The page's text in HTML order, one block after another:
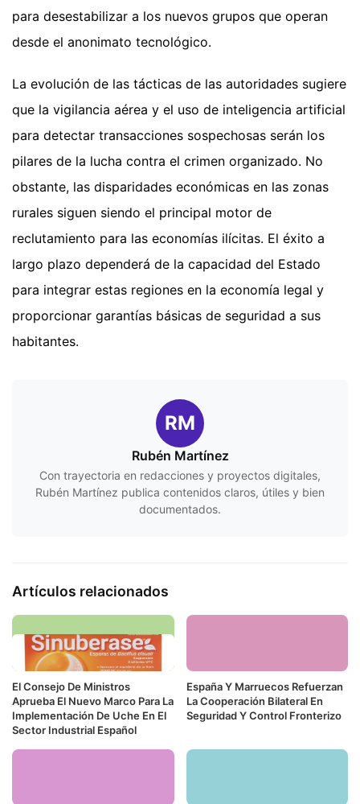
para desestabilizar a los nuevos grupos que operan
desde el anonimato tecnológico.
La evolución de las tácticas de las autoridades sugiere
que la vigilancia aérea y el uso de inteligencia artificial
para detectar transacciones sospechosas serán los
pilares de la lucha contra el crimen organizado. No
obstante, las disparidades económicas en las zonas
rurales siguen siendo el principal motor de
reclutamiento para las economías ilícitas. El éxito a
largo plazo dependerá de la capacidad del Estado
para integrar estas regiones en la economía legal y
proporcionar garantías básicas de seguridad a sus
habitantes.
RM
Rubén Martínez
Con trayectoria en redacciones y proyectos digitales,
Rubén Martínez publica contenidos claros, útiles y bien
documentados.
Artículos relacionados
El Consejo De Ministros
Aprueba El Nuevo Marco Para La
Implementación De Uche En El
Sector Industrial Español
España Y Marruecos Refuerzan
La Cooperación Bilateral En
Seguridad Y Control Fronterizo